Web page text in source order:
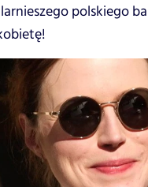
polskiego